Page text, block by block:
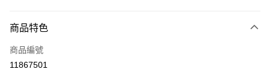
信用卡一次付款
LINE Pay
商品特色
商品編號
11867501